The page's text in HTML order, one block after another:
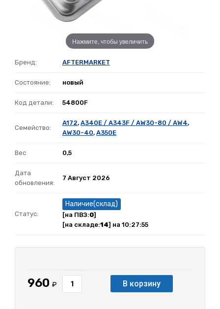
Нажмите, чтобы увеличить
Бренд: AFTERMARKET
Состояние: новый
Код детали: 54800F
Семейство:
A172, A340E / A343F / AW30-80 / AW4,
AW30-40, A350E
Вес 0,5
Дата
обновления:
7 Август 2026
Статус:
Наличие(склад)
[на ПВЗ:0]
[на складе:14] на 10:27:55
960 ₽ В корзину